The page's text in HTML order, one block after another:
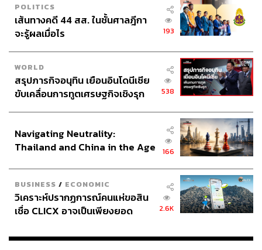
POLITICS
เส้นทางคดี 44 สส. ในชั้นศาลฎีกา
จะรู้ผลเมื่อไร
193
WORLD
สรุปภารกิจอนุทิน เยือนอินโดนีเซีย
ขับเคลื่อนการทูตเศรษฐกิจเชิงรุก
538
Navigating Neutrality:
Thailand and China in the Age
166
BUSINESS / ECONOMIC
วิเคราะห์ปรากฏการณ์คนแห่ขอสิน
เชื่อ CLICX อาจเป็นเพียงยอด
เรือนไทยที่ถูกซุกไว้
2.6K